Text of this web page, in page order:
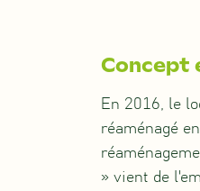
Concept
En 2016, le
réaménagé
» vient de